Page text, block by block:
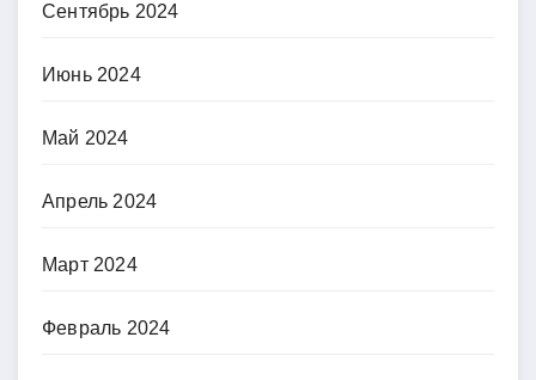
Сентябрь 2024
Июнь 2024
Май 2024
Апрель 2024
Март 2024
Февраль 2024